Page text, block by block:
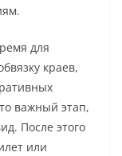
для
краев,
важный этап,
После этого
или